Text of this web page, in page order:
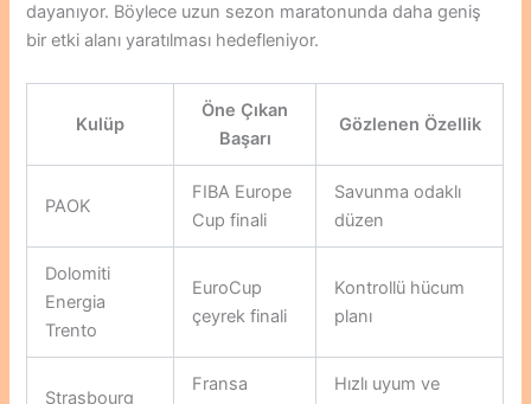
dayanıyor. Böylece uzun sezon maratonunda daha geniş
bir etki alanı yaratılması hedefleniyor.
Kulüp
Öne Çıkan
Başarı
Gözlenen Özellik
PAOK
FIBA Europe
Cup finali
Savunma odaklı
düzen
Dolomiti
Energia
Trento
EuroCup
çeyrek finali
Kontrollü hücum
planı
Strasbourg
Fransa
Hızlı uyum ve